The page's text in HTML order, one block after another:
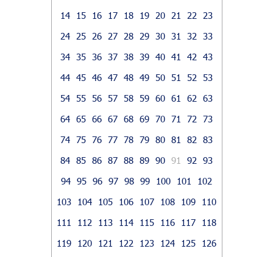
14
15 16 17 18 19 20 21 22
23
24
25 26 27 28 29 30 31 32
33
34 35 36 37 38 39 40 41 42
43
44 45 46 47 48 49 50 51 52
53
54 55 56 57 58 59 60 61 62
63
64 65 66 67 68 69 70 71 72
73
74 75 76 77 78 79 80 81 82
83
84 85 86 87 88 89 90 91 92
93
94 95 96 97 98 99 100 101
102
103
104 105 106 107 108 109
110
111
112 113 114 115 116 117
118
119
120 121 122 123 124 125
126